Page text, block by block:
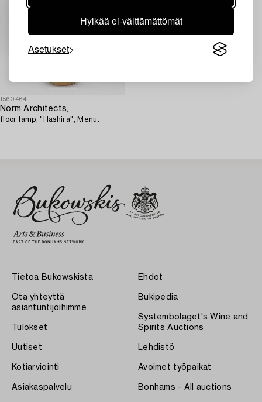
Hylkää ei-välttämättömät
Asetukset
1560464
Norm Architects,
floor lamp, "Hashira", Menu.
Tietoa Bukowskista
Ota yhteyttä
asiantuntijoihimme
Tulokset
Uutiset
Kotiarviointi
Asiakaspalvelu
Ehdot
Bukipedia
Systembolaget's Wine and
Spirits Auctions
Lehdistö
Avoimet työpaikat
Bonhams - All auctions